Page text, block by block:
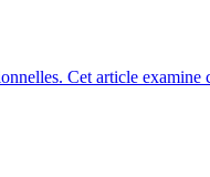
Cet article